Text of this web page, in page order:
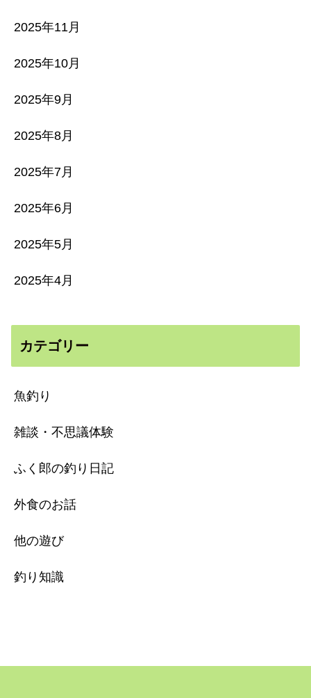
2025年11月
2025年10月
2025年9月
2025年8月
2025年7月
2025年6月
2025年5月
2025年4月
カテゴリー
魚釣り
雑談・不思議体験
ふく郎の釣り日記
外食のお話
他の遊び
釣り知識